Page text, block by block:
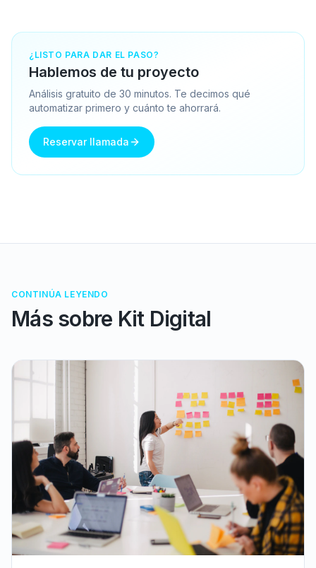
¿LISTO PARA DAR EL PASO?
Hablemos de tu proyecto
Análisis gratuito de 30 minutos. Te decimos qué
automatizar primero y cuánto te ahorrará.
Reservar llamada
CONTINÚA LEYENDO
Más sobre Kit Digital